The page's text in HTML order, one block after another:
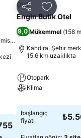
ekle
puanı
Paylaş
Otel
Engin Butik Otel
9,0 Mükemmel (158
Kandıra, Şehir
15.6 km uzaklıkta
Otopark
Klima
başlangıç
fiyatı